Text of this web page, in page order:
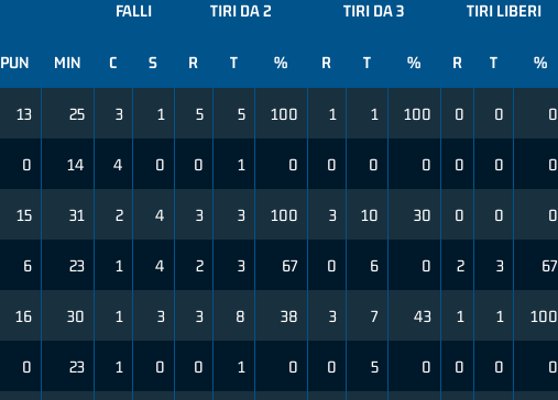
FALLI TIRI DA 2 TIRI DA 3 TIRI LIBERI
PUN MIN C S R T % R T % R T %
13 25 3 1 5 5 100 1 1 100 0 0 0
0 14 4 0 0 1 0 0 0 0 0 0 0
15 31 2 4 3 3 100 3 10 30 0 0 0
6 23 1 4 2 3 67 0 6 0 2 3 67
16 30 1 3 3 8 38 3 7 43 1 1 100
0 23 1 0 0 1 0 0 5 0 0 0 0